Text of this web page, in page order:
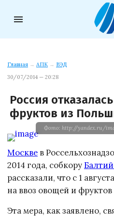
menu
Главная → АПК → ВЭД
30/07/2014 — 20:28
Россия
фруктов из
Фото: http://yandex.ru/
Москве в
2014 года, собкору
рассказали, что с 1
на ввоз овощей и
Эта мера, как заявлено,